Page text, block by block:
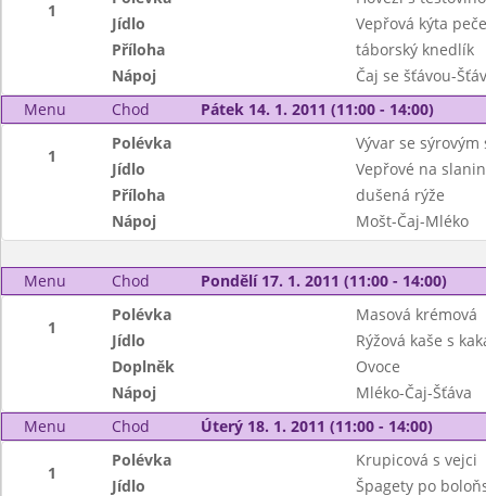
1
Jídlo
Vepřová kýta
Příloha
táborský knedlík
Nápoj
Čaj se šťávou-
Menu
Chod Pátek 14. 1. 2011 (11:00 - 14:00)
1
Polévka
Vývar se sýrovým
Jídlo
Vepřové na
Příloha
dušená rýže
Nápoj
Mošt-Čaj-Mléko
Menu Chod Pondělí 17. 1. 2011 (11:00 - 14:00)
1
Polévka
Masová krémová
Jídlo
Rýžová kaše s
Doplněk
Ovoce
Nápoj
Mléko-Čaj-Šťáva
Menu
Chod Úterý 18. 1. 2011 (11:00 - 14:00)
1
Polévka
Krupicová s vejci
Jídlo
Špagety po